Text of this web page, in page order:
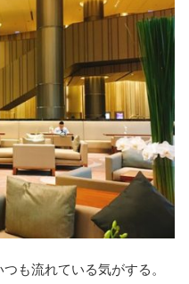
も流れている気がする。